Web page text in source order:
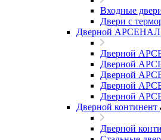
Входные
Двери с
Дверной АРСЕНАЛ
Дверной
Дверной
Дверной
Дверной
Дверной
Дверной континент
Дверной